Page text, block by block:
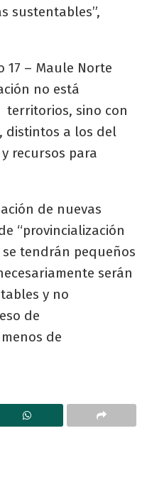
sustentables”,
17 – Maule Norte
no está
territorios, sino con
distintos a los del
recursos para
de nuevas
“provincialización
tendrán pequeños
serán
y no
de
de